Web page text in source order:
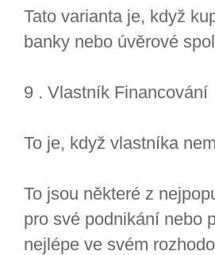
Tato varianta je, když
banky nebo úvěrové
9 . Vlastník Financování
To je, když vlastníka
To jsou některé z
pro své podnikání nebo
nejlépe ve svém